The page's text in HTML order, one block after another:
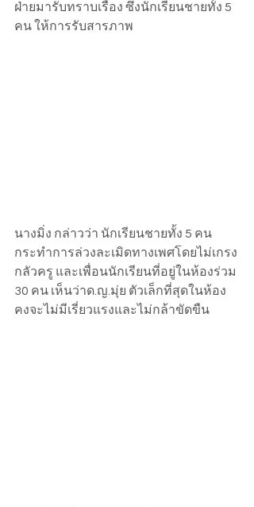
ฝ่ายมารับทราบเรื่อง ซึ่งนักเรียนชายทั้ง 5
คน ให้การรับสารภาพ
นางมิ่ง กล่าวว่า นักเรียนชายทั้ง 5 คน
กระทำการล่วงละเมิดทางเพศโดยไม่เกรง
กลัวครู และเพื่อนนักเรียนที่อยู่ในห้องร่วม
30 คน เห็นว่าด.ญ.มุ่ย ตัวเล็กที่สุดในห้อง
คงจะไม่มีเรี่ยวแรงและไม่กล้าขัดขืน